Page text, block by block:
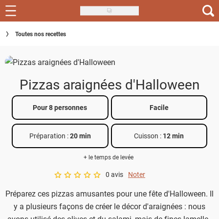
Skip
to
main
Recettes
Inspirations
Menu de la semaine
Actus
Téléchargez l'app Saveurs Recettes
Toutes nos recettes
Pizzas araignées d'Halloween
Pour 8 personnes Facile
Préparation :20 min Cuisson : 12 min
+ le temps de levée
A star rating of 0 out of 5.
0 avis Noter
Préparez ces pizzas amusantes pour une fête d'Halloween. Il
y a plusieurs façons de créer le décor d'araignées : nous